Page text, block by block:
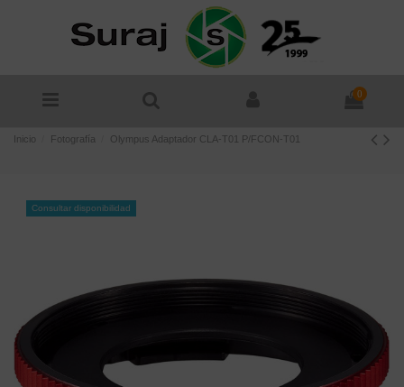
0
Inicio Fotografía Olympus Adaptador CLA-T01 P/FCON-T01
Consultar disponibilidad